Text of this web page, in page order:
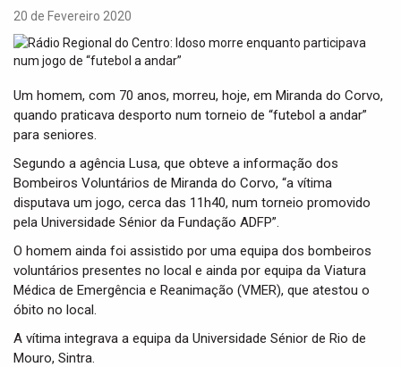
o
20 de Fevereiro 2020
Um homem, com 70 anos, morreu, hoje, em Miranda do Corvo,
quando praticava desporto num torneio de “futebol a andar”
para seniores.
Segundo a agência Lusa, que obteve a informação dos
Bombeiros Voluntários de Miranda do Corvo, “a vítima
disputava um jogo, cerca das 11h40, num torneio promovido
pela Universidade Sénior da Fundação ADFP”.
O homem ainda foi assistido por uma equipa dos bombeiros
voluntários presentes no local e ainda por equipa da Viatura
Médica de Emergência e Reanimação (VMER), que atestou o
óbito no local.
A vítima integrava a equipa da Universidade Sénior de Rio de
Mouro, Sintra.